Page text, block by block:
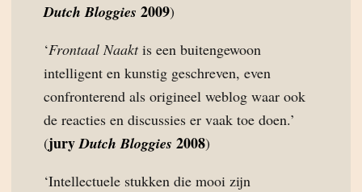
Dutch Bloggies 2009)
‘Frontaal Naaktis een buitengewoon
intelligent en kunstig geschreven, even
confronterend als origineel weblog waar ook
de reacties en discussies er vaak toe doen.’
(juryDutch Bloggies 2008)
‘Intellectuele stukken die mooi zijn